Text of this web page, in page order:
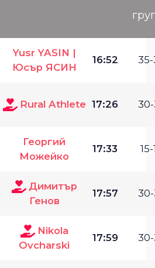
Yusr YASIN |
Юсър ЯСИН
16:52 35-
Rural Athlete 17:26 30-
Георгий
Можейко
17:33 15-
Димитър
Генов
17:57 30-
Nikola
Ovcharski
17:59 30-